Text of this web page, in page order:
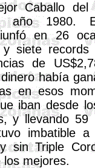
Caballo
año 1980.
en 26
y siete records
de
había
en esos
iban desde
y llevando 59
imbatible a
sin Triple
mejores.